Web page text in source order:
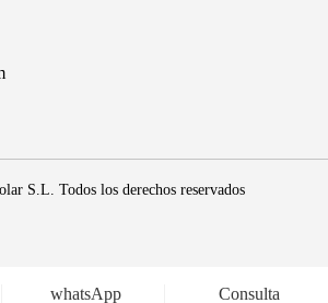
S.L. Todos los derechos reservados
whatsApp Consulta
下载 telegrama下载
WhatsApp Web